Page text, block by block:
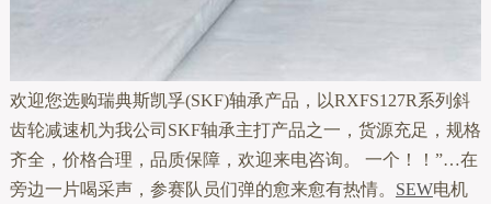
欢迎您选购瑞典斯凯孚(SKF)轴承产品，以RXFS127R系列斜
齿轮减速机为我公司SKF轴承主打产品之一，货源充足，规格
齐全，价格合理，品质保障，欢迎来电咨询。 一个！！”…在
旁边一片喝采声，参赛队员们弹的愈来愈有热情。 SEW电机